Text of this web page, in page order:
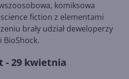
komiksowa
fiction z elementami
brały udział deweloperzy
BioShock.
- 29 kwietnia